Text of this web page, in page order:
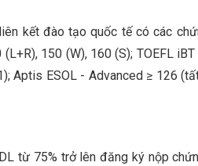
kết đào tạo quốc tế có các
150 (W), 160 (S); TOEFL
Aptis ESOL - Advanced ≥ 126
từ 75% trở lên đăng ký nộp